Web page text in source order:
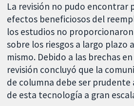
La revisión no pudo encontrar
efectos beneficiosos del
los estudios no
sobre los riesgos a largo plazo
mismo. Debido a las brechas
revisión concluyó que la
de columna debe ser prudente
de esta tecnología a gran